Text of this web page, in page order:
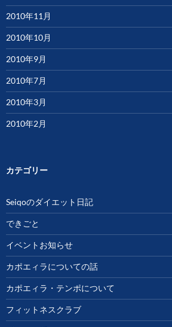
2010年11月
2010年10月
2010年9月
2010年7月
2010年3月
2010年2月
カテゴリー
Seiqoのダイエット日記
できごと
イベントお知らせ
カポエィラについての話
カポエィラ・テンポについて
フィットネスクラブ